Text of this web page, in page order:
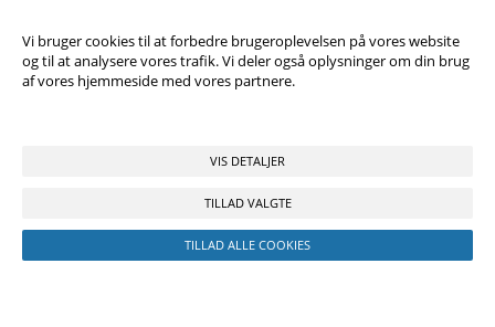
Vi bruger cookies til at forbedre brugeroplevelsen på vores website
og til at analysere vores trafik. Vi deler også oplysninger om din brug
af vores hjemmeside med vores partnere.
VIS DETALJER
TILLAD VALGTE
TILLAD ALLE COOKIES